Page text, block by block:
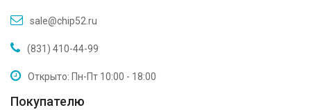
sale@chip52.ru
(831) 410-44-99
Открыто: Пн-Пт 10:00 - 18:00
Покупателю